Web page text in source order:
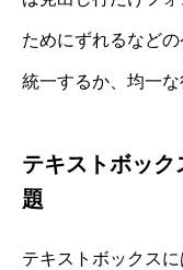
ためにずれるなど
統一するか、均一な
テキストボック
題
テキストボックス